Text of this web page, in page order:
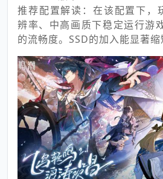
推荐配置解读：在该配置下，
辨率、中高画质下稳定运行游
的流畅度。SSD的加入能显著缩